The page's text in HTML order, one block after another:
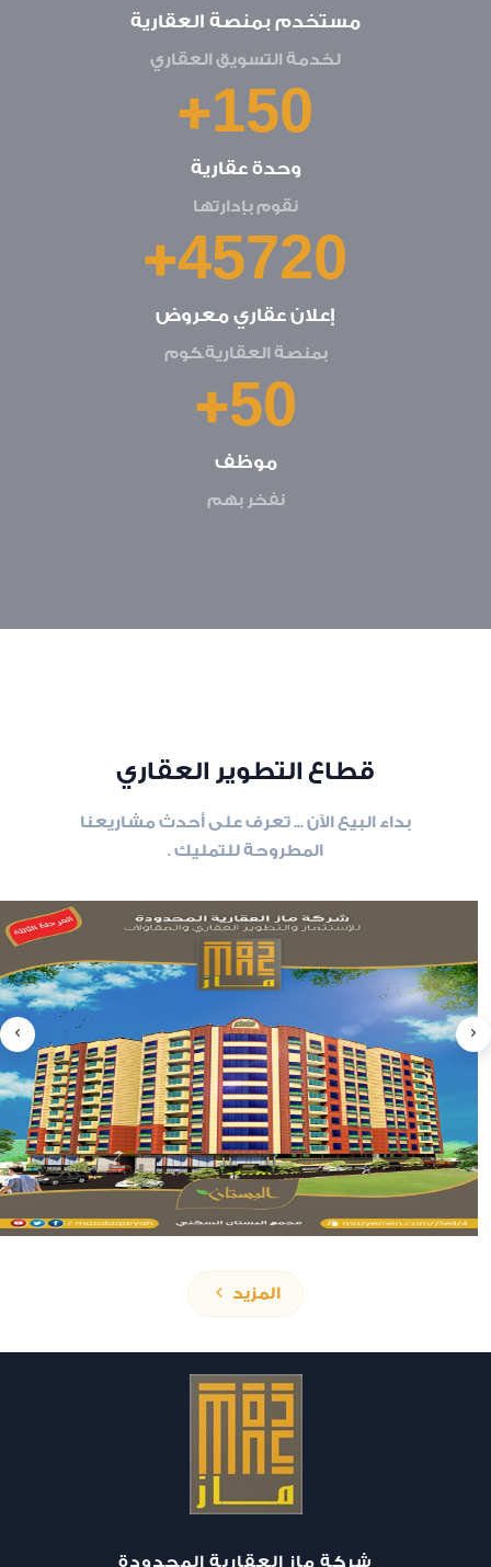
مستخدم بمنصة العقارية
لخدمة التسويق العقاري
150
+
وحدة عقارية
نقوم بإدارتها
47780
+
إعلان عقاري معروض
بمنصة العقارية.كوم
50
+
موظف
نفخر بهم
قطاع التطوير العقاري
بداء البيع الآن ... تعرف على أحدث مشاريعنا
المطروحة للتمليك .
slide8of 6
المزيد
شركة ماز العقارية المحدودة